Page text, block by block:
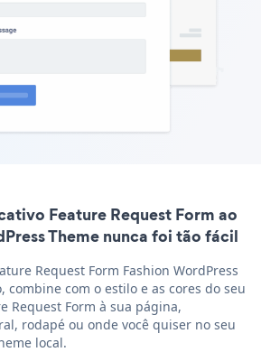
Feature Request Form ao
Theme nunca foi tão fácil
Request Form Fashion WordPress
combine com o estilo e as cores do seu
Request Form à sua página,
rodapé ou onde você quiser no seu
local.